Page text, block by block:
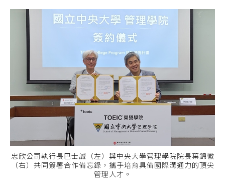
忠欣公司執行長巴士誠（左）與中央大學管理學院院長葉錦徽
（右）共同簽署合作備忘錄，攜手培育具備國際溝通力的頂尖
管理人才。